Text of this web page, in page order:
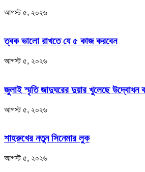
আগস্ট ৫, ২০২৬
ত্বক ভালো রাখতে যে ৫ কাজ করবেন
আগস্ট ৫, ২০২৬
জুলাই স্মৃতি জাদুঘরের দুয়ার খুলেছে উদ্বোধন
আগস্ট ৫, ২০২৬
শাহরুখের নতুন সিনেমার লুক
আগস্ট ৫, ২০২৬